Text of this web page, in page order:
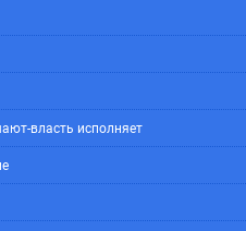
власть исполняет